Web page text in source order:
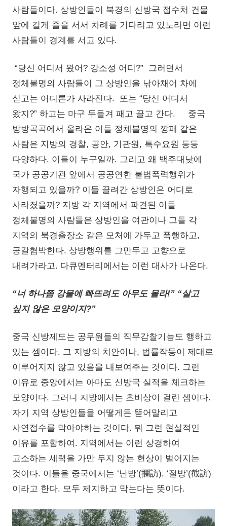
사람들이다. 상방인들이 북경의 신방국 접수처 건물
앞에 길게 줄을 서서 차례를 기다리고 있노라면 이런
사람들이 경계를 서고 있다.
“당신 어디서 왔어? 강소성 어디?” 그러면서
정체불명의 사람들이 그 상방인을 낚아채어 차에
싣고는 어디론가 사라진다. 또는 “당신 어디서
왔지?” 하고는 마구 두들겨 패고 끌고 간다. 중국
방방곡곡에서 올라온 이들 정체불명의 깡패 같은
사람은 지방의 경찰, 공안, 기관원, 특수요원 등등
다양하다. 이들이 누구일까. 그리고 왜 백주대낮에
국가 공공기관 앞에서 공공연한 불법폭력행위가
자행되고 있을까? 이들 끌려간 상방인은 어디로
사라졌을까? 지방 각 지역에서 파견된 이들
정체불명의 사람들은 상방인을 여관이나 그들 각
지역의 북경출장소 같은 모처에 가두고 폭행하고,
공갈협박한다. 상방행위를 그만두고 고향으로
내려가라고. 다큐멘터리에서는 이런 대사가 나온다.
“너 하나쯤 강물에 빠뜨려도 아무도 몰라!” “살고
싶지 않은 모양이지?”
중국 신방제도는 공무원들의 직무감찰기능도 행하고
있는 셈이다. 그 지방의 치안이나, 법률작동이 제대로
이루어지지 않고 있음을 내보여주는 것이다. 그런
이유로 중앙에서는 아마도 신방국 실적을 체크하는
모양이다. 그러니 지방에서는 초비상이 걸린 셈이다.
자기 지역 상방인들을 어떻게든 뜯어말리고
사연접수를 막아야하는 것이다. 뭐 그런 현실적인
이유를 포함하여. 지역에서는 이런 상경하여
고소하는 세력을 가만 두지 않는 현상이 벌어지는
것이다. 이들을 중국에서는 ‘난방’(攔訪), ‘절방’(截訪)
이라고 한다. 모두 제지하고 막는다는 뜻이다.